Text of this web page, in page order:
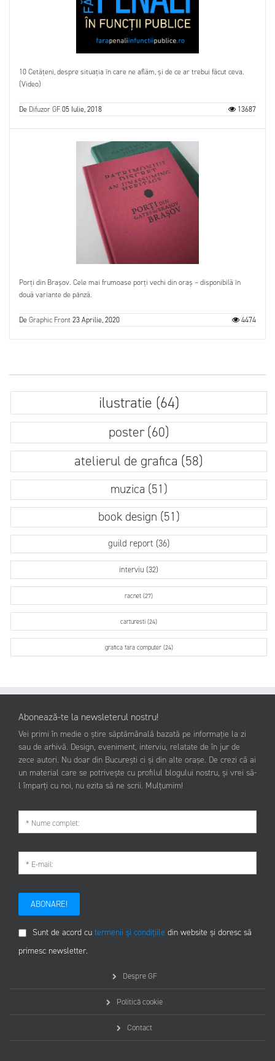
10 Cetățeni, despre situația în care ne aflăm, și de ce ar trebui făcut ceva.
(Video)
De Difuzor GF05 Iulie, 2018 13687
Porți din Brașov. Cele mai frumoase porți vechi din oraș – disponibilă în
două variante de pânză.
DeGraphic Front23 Aprilie, 2020 4474
ilustratie (64)
poster (60)
atelierul de grafica (58)
muzica (51)
book design (51)
guild report (36)
interviu (32)
racnet (27)
carturesti (24)
grafica fara computer (24)
Abonează-te la newsleterul nostru!
Vei primi în medie o știre săptămânală bazată pe informație la zi
sau de arhivă. Design, eveniment, interviu, relatate de în jur de
zece autori. Nu doar din București ci și din alte orașe. De crezi că ai
un material care se potrivește cu profilul blogului nostru, și vrei să-
l împarți cu noi, nu ezita să ne scrii. Mulțumim!
ABONARE!
Sunt de acord cu termenii și condițiile din website și doresc să
primesc newsletter.
Despre GF
Politică cookie
Contact